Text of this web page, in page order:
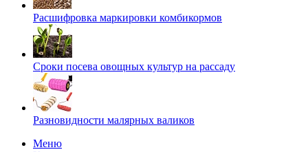
Расшифровка маркировки комбикормов
Сроки посева овощных культур на рассаду
Разновидности малярных валиков
Меню